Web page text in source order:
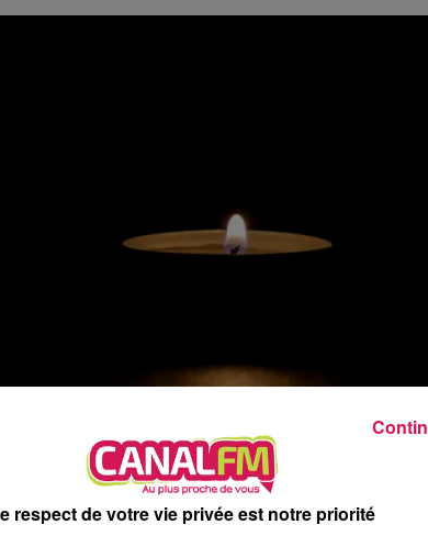
Les hits de Canal FM
respect de votre vie privée est notre priorité